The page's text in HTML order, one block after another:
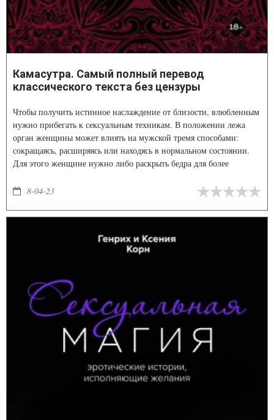
Камасутра. Самый полный перевод
классического текста без цензуры
Чтобы получить истинное наслаждение от близости, влюбленным
нужно прибегать к сексуальным техникам. В положении лежа
орган женщины может влиять на мужской тремя способами:
сокращаясь, расширяясь или находясь в нормальном состоянии.
Для этого женщине нужно либо раскрыть бедра для более
случае совпадения размеров половых органов.
8-04-23